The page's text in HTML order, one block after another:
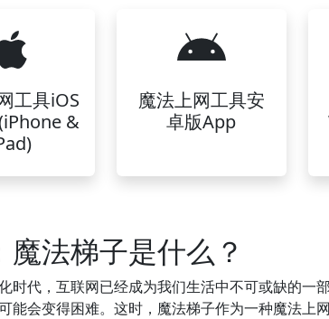
工具iOS
&
魔法上网工具安
卓版App
魔法梯子是什么？
时代，互联网已经成为我们生活中不可或缺的一
能会变得困难。这时，魔法梯子作为一种魔法上